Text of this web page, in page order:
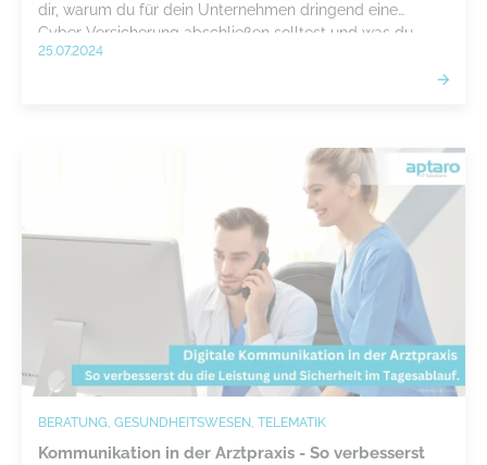
dir, warum du für dein Unternehmen dringend eine
Cyber-Versicherung abschließen solltest und was du
dabei zu beachten hast.
25.07.2024
BERATUNG, GESUNDHEITSWESEN, TELEMATIK
Kommunikation in der Arztpraxis - So verbesserst